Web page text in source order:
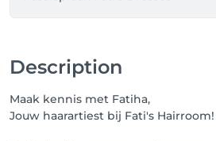
Gelieve mij telefonisch te
openingsuren.
Boek je dan toch een afspraak
& go?
Dan betaal je de meerprijs.
Description
Maak kennis met Fatiha,
Jouw haarartiest bij Fati's Hairroom!